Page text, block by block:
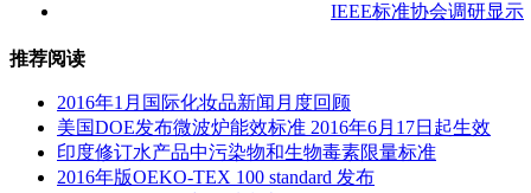
IEEE标准协会调研显示
推荐阅读
2016年1月国际化妆品新闻月度回顾
美国DOE发布微波炉能效标准 2016年6月17日起生效
印度修订水产品中污染物和生物毒素限量标准
2016年版OEKO-TEX 100 standard 发布